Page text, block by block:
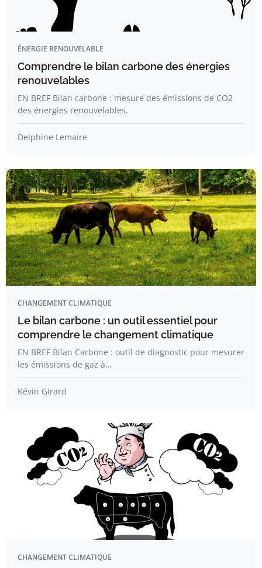
ÉNERGIE RENOUVELABLE
Comprendre le bilan carbone des énergies
renouvelables
EN BREF Bilan carbone : mesure des émissions de CO2
des énergies renouvelables.
Delphine Lemaire
CHANGEMENT CLIMATIQUE
Le bilan carbone : un outil essentiel pour
comprendre le changement climatique
EN BREF Bilan Carbone : outil de diagnostic pour mesurer
les émissions de gaz à…
Kévin Girard
CHANGEMENT CLIMATIQUE